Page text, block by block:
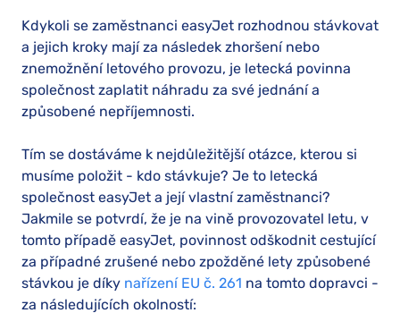
Kdykoli se zaměstnanci easyJet rozhodnou stávkovat
a jejich kroky mají za následek zhoršení nebo
znemožnění letového provozu, je letecká povinna
společnost zaplatit náhradu za své jednání a
způsobené nepříjemnosti.
Tím se dostáváme k nejdůležitější otázce, kterou si
musíme položit - kdo stávkuje? Je to letecká
společnost easyJet a její vlastní zaměstnanci?
Jakmile se potvrdí, že je na vině provozovatel letu, v
tomto případě easyJet, povinnost odškodnit cestující
za případné zrušené nebo zpožděné lety způsobené
stávkou je díky nařízení EU č. 261 na tomto dopravci -
za následujících okolností: